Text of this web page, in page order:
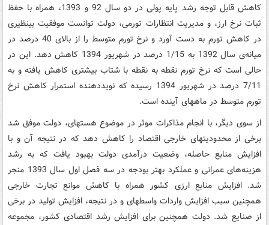
کاهش قابل توجه رشد پایه پولی در دو سال 92 و 1393، همراه با حفظ
ثبات نرخ ارز، و مدیریت انتظارات تورمی، دولت توانست موفقیت بی­نظیری
در کاهش تورم به دست آورد و نرخ تورم متوسط را از بالای 40 درصد در
میانه‌ی سال 1392 به 1/15 درصد در شهریور 1394 کاهش دهد. این در
حالی است که نرخ تورم نقطه به نقطه با شتاب بیشتری کاهش یافته و به
7/11 درصد در شهریور 1394 رسیده که نویددهنده استمرار کاهش نرخ
تورم متوسط در ماه­های آینده است.
از سوی دیگر، با انجام مذاکرات موثر در موضوع هسته­ای، دولت موفق شد
برخی از محدودیت­های خارجی اقتصاد را کاهش دهد که در نتیجه آن و با
افزایش منابع حاصله، وضعیت درآمدی دولت بهبود یافت که به رشد
هزینه‌های عمرانی و عملکرد بهتر بودجه در سه فصل اول سال 1393 منجر
شد. افزایش منابع ارزی کشور همراه با کاهش موانع تجارت خارجی
همچنین سبب افزایش واردات واسطه­ای و در نتیجه، افزایش تولید در برخی
از صنایع شد. دولت همچنین برای افزایش رشد اقتصادی کشور، مجموعه